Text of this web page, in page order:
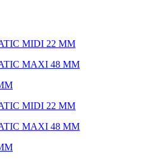
MIDI 22 ММ
MAXI 48 ММ
MIDI 22 ММ
MAXI 48 ММ